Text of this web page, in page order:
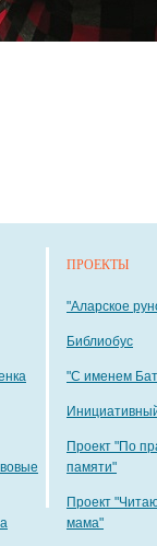
ПРОЕКТЫ
"Аларское
Библиобус
"С именем
Проект "По
памяти"
Проект
мама"